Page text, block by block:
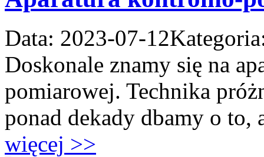
Data: 2023-07-12
Doskonale znamy się na
pomiarowej. Technika
ponad dekady dbamy o to,
więcej >>